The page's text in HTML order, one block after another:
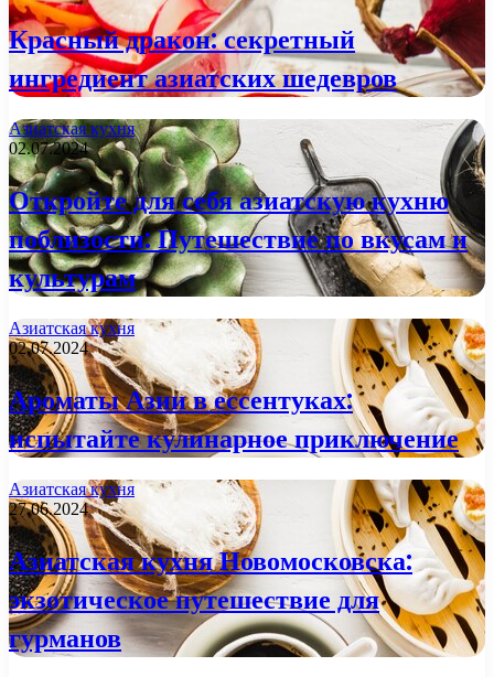
Красный дракон: секретный
ингредиент азиатских шедевров
Азиатская кухня
02.07.2024
Откройте для себя азиатскую кухню
поблизости: Путешествие по вкусам и
культурам
Азиатская кухня
02.07.2024
Ароматы Азии в ессентуках:
испытайте кулинарное приключение
Азиатская кухня
27.06.2024
Азиатская кухня Новомосковска:
экзотическое путешествие для
гурманов